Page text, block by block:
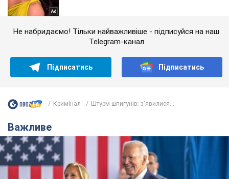
Не набридаємо! Тільки найважливіше - підписуйся на наш
Telegram-канал
Підписатись Підписатись
Кримінал Штурм шпигунів: з'явилися...
Важливе